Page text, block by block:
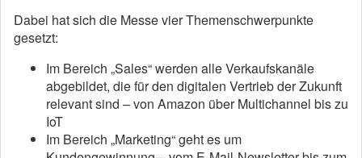
Dabei hat sich die Messe vier Themenschwerpunkte
gesetzt:
Im Bereich „Sales“ werden alle Verkaufskanäle
abgebildet, die für den digitalen Vertrieb der Zukunft
relevant sind – von Amazon über Multichannel bis zu
IoT
Im Bereich „Marketing“ geht es um